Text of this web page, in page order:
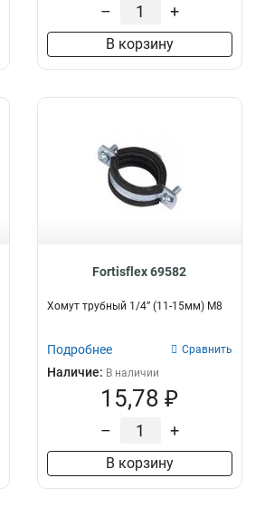
– +
В корзину
Fortisflex 69582
Хомут трубный 1/4” (11-15мм) М8
Подробнее Сравнить
Наличие: В наличии
15,78 ₽
– +
В корзину